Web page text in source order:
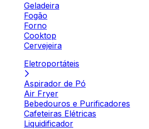
Geladeira
Fogão
Forno
Cooktop
Cervejeira
Eletroportáteis
Aspirador de Pó
Air Fryer
Bebedouros e Purificadores
Cafeteiras Elétricas
Liquidificador